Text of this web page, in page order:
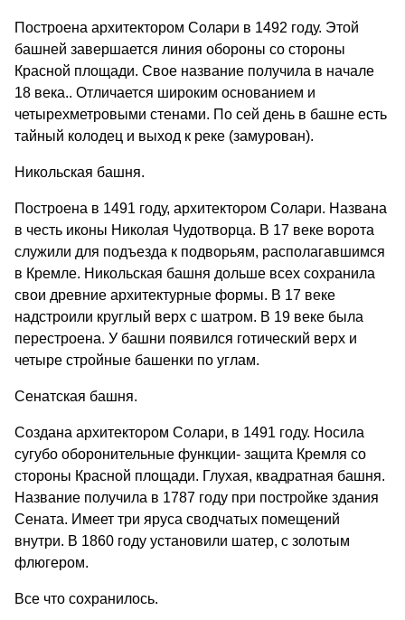
Построена архитектором Солари в 1492 году. Этой
башней завершается линия обороны со стороны
Красной площади. Свое название получила в начале
18 века.. Отличается широким основанием и
четырехметровыми стенами. По сей день в башне есть
тайный колодец и выход к реке (замурован).
Никольская башня.
Построена в 1491 году, архитектором Солари. Названа
в честь иконы Николая Чудотворца. В 17 веке ворота
служили для подъезда к подворьям, располагавшимся
в Кремле. Никольская башня дольше всех сохранила
свои древние архитектурные формы. В 17 веке
надстроили круглый верх с шатром. В 19 веке была
перестроена. У башни появился готический верх и
четыре стройные башенки по углам.
Сенатская башня.
Создана архитектором Солари, в 1491 году. Носила
сугубо оборонительные функции- защита Кремля со
стороны Красной площади. Глухая, квадратная башня.
Название получила в 1787 году при постройке здания
Сената. Имеет три яруса сводчатых помещений
внутри. В 1860 году установили шатер, с золотым
флюгером.
Все что сохранилось.